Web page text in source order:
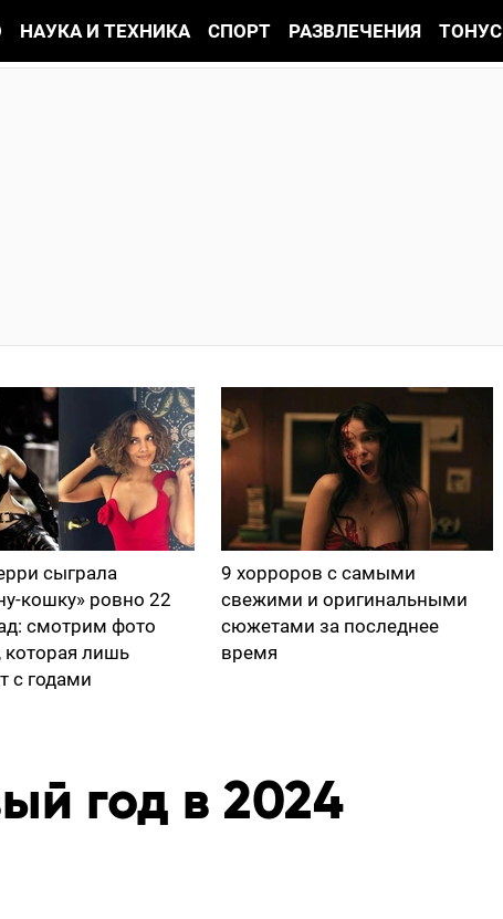
НАУКА И ТЕХНИКА СПОРТ РАЗВЛЕЧЕНИЯ ТОНУС
сыграла
кошку» ровно 22
смотрим фото
которая лишь
с годами
9 хорроров с самыми
свежими и оригинальными
сюжетами за последнее
время
год в 2024